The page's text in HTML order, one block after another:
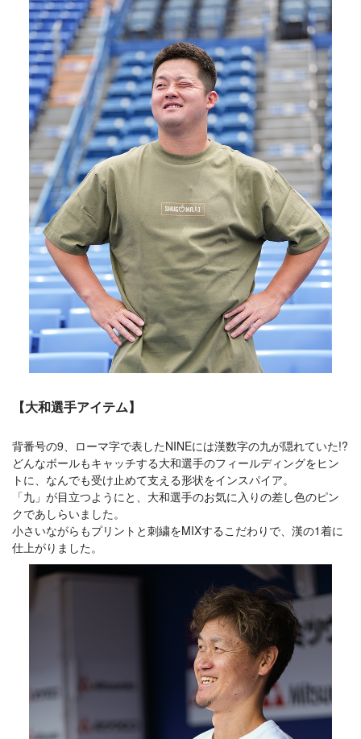
【大和選手アイテム】
背番号の9、ローマ字で表したNINEには漢数字の九が隠れていた!?
どんなボールもキャッチする大和選手のフィールディングをヒン
トに、なんでも受け止めて支える形状をインスパイア。
「九」が目立つようにと、大和選手のお気に入りの差し色のピン
クであしらいました。
小さいながらもプリントと刺繍をMIXするこだわりで、漢の1着に
仕上がりました。